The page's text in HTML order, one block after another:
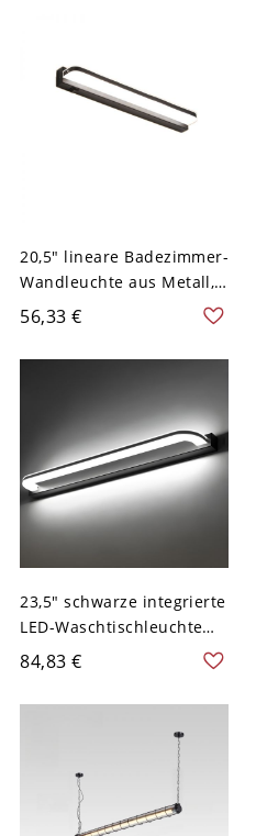
20,5" lineare Badezimmer-
Wandleuchte aus Metall,
moderne
Innenwandleuchte, 110–
120 V
56,33 €
23,5" schwarze integrierte
LED-Waschtischleuchte
mit Schirm, moderne
Badezimmer-Wandleuchte
in Weißlicht, 110–120 V
84,83 €